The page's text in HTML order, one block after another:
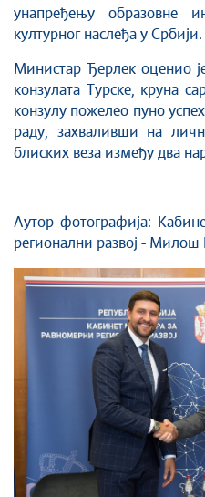
унапређењу образовне
културног наслеђа у Србији.
Министар Ђерлек оценио
конзулата Турске, круна
конзулу пожелео пуно
раду, захваливши на
блиских веза између два
Аутор фотографија:
регионални развој - Милош